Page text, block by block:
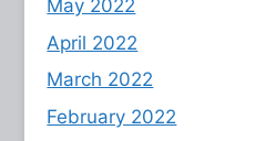
May 2022
April 2022
March 2022
February 2022